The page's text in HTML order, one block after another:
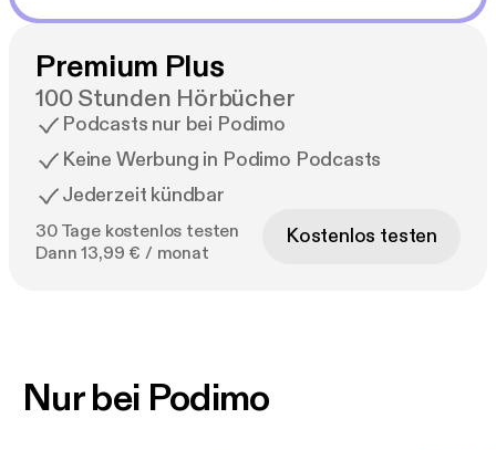
Premium Plus
100 Stunden Hörbücher
Podcasts nur bei Podimo
Keine Werbung in Podimo Podcasts
Jederzeit kündbar
30 Tage kostenlos testen
Dann 13,99 € / monat
Kostenlos testen
Nur bei Podimo